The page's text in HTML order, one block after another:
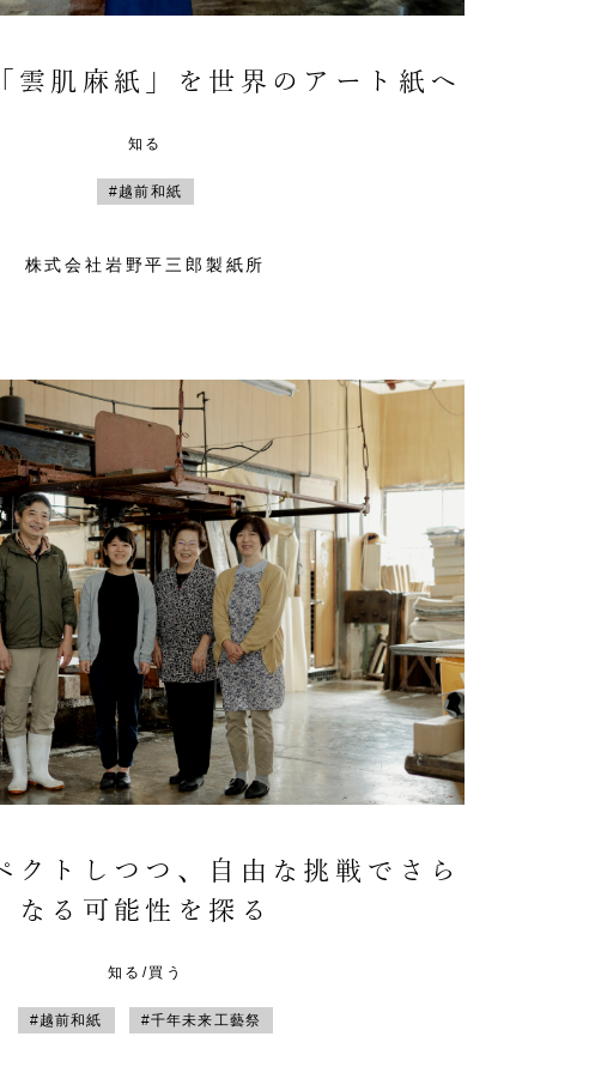
雲肌麻紙」を世界のアート紙へ
知る
#越前和紙
株式会社岩野平三郎製紙所
クトしつつ、自由な挑戦でさら
なる可能性を探る
知る/買う
#越前和紙 #千年未来工藝祭